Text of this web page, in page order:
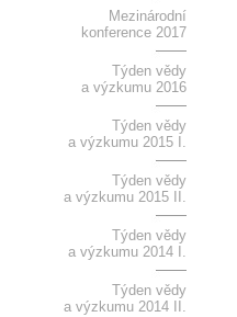
Mezinárodní
konference 2017
Týden vědy
a výzkumu 2016
Týden vědy
a výzkumu 2015 I.
Týden vědy
a výzkumu 2015 II.
Týden vědy
a výzkumu 2014 I.
Týden vědy
a výzkumu 2014 II.